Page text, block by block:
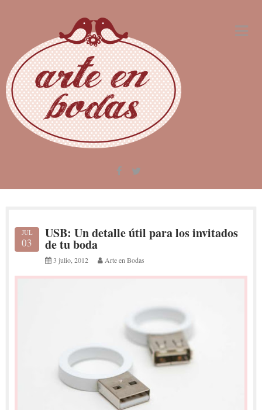
JUL
03
USB: Un detalle útil para los invitados
de tu boda
3 julio, 2012 Arte en Bodas